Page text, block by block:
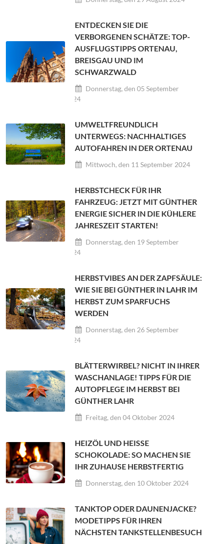
ENTDECKEN SIE DIE
VERBORGENEN SCHÄTZE: TOP-
AUSFLUGSTIPPS ORTENAU,
BREISGAU UND IM
SCHWARZWALD
Donnerstag, den 05 September
2024
UMWELTFREUNDLICH
UNTERWEGS: NACHHALTIGES
AUTOFAHREN IN DER ORTENAU
Mittwoch, den 11 September 2024
HERBSTCHECK FÜR IHR
FAHRZEUG: JETZT MIT GÜNTHER
ENERGIE SICHER IN DIE KÜHLERE
JAHRESZEIT STARTEN!
Donnerstag, den 19 September
2024
HERBSTVIBES AN DER ZAPFSÄULE:
WIE SIE BEI GÜNTHER IN LAHR IM
HERBST ZUM SPARFUCHS
WERDEN
Donnerstag, den 26 September
2024
BLÄTTERWIRBEL? NICHT IN IHRER
WASCHANLAGE! TIPPS FÜR DIE
AUTOPFLEGE IM HERBST BEI
GÜNTHER LAHR
Freitag, den 04 Oktober 2024
HEIZÖL UND HEISSE S
CHOKOLADE: SO MACHEN SIE I
HR ZUHAUSE HERBSTFERTIG
Donnerstag, den 10 Oktober 2024
TANKTOP ODER DAUNENJACKE?
MODETIPPS FÜR IHREN
NÄCHSTEN TANKSTELLENBESUCH